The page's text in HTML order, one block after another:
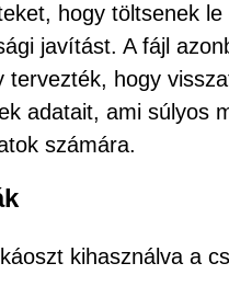
hogy töltsenek
javítást. A fájl
hogy
adatait, ami súlyos
számára.
kihasználva a